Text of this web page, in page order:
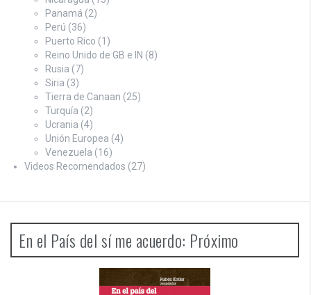
Panamá (2)
Perú (36)
Puerto Rico (1)
Reino Unido de GB e IN (8)
Rusia (7)
Siria (3)
Tierra de Canaan (25)
Turquía (2)
Ucrania (4)
Unión Europea (4)
Venezuela (16)
Videos Recomendados (27)
En el País del sí me acuerdo: Próximo